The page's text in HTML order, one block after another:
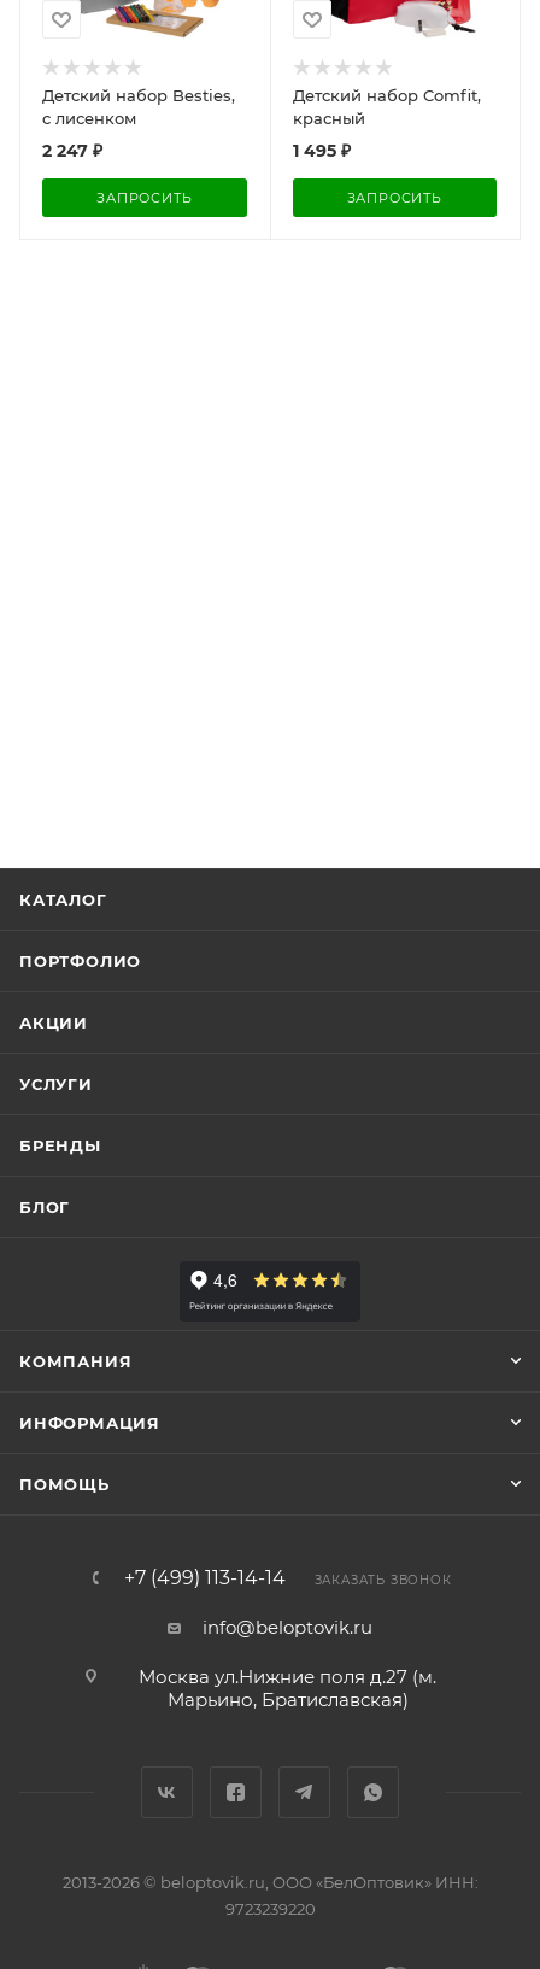
Детский набор Besties,
с лисенком
2 247 ₽
ЗАПРОСИТЬ
Детский набор Comfit,
красный
1 495₽
ЗАПРОСИТЬ
КАТАЛОГ
ПОРТФОЛИО
АКЦИИ
УСЛУГИ
БРЕНДЫ
БЛОГ
КОМПАНИЯ
ИНФОРМАЦИЯ
ПОМОЩЬ
+7 (499) 113-14-14 ЗАКАЗАТЬ ЗВОНОК
info@beloptovik.ru
Москва ул.Нижние поля д.27 (м.
Марьино, Братиславская)
2013-2026 © beloptovik.ru, ООО «БелОптовик» ИНН:
9723239220